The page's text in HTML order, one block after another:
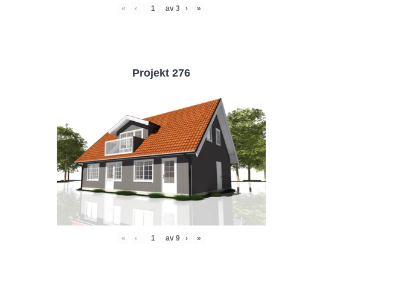
« ‹ av 3 › »
Projekt 276
« ‹ av 9 › »